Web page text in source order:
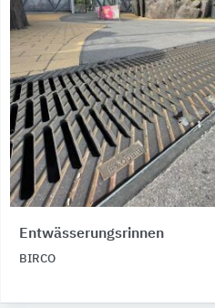
Entwässerungsrinnen
BIRCO